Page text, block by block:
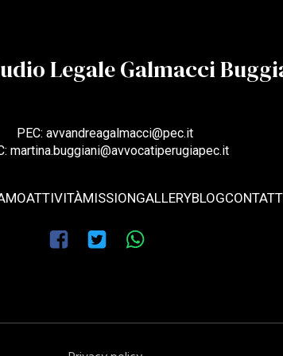
Legale Galmacci
PEC: avvandreagalmacci@pec.it
martina.buggiani@avvocatiperugiapec.it
ATTIVITÀMISSIONGALLERYBLOG